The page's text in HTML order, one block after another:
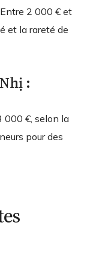
2 000 € et
et la rareté de
:
000 €, selon la
pour des